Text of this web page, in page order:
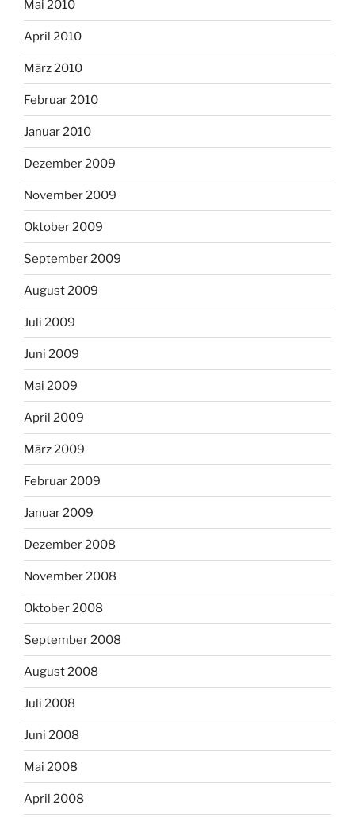
Mai 2010
April 2010
März 2010
Februar 2010
Januar 2010
Dezember 2009
November 2009
Oktober 2009
September 2009
August 2009
Juli 2009
Juni 2009
Mai 2009
April 2009
März 2009
Februar 2009
Januar 2009
Dezember 2008
November 2008
Oktober 2008
September 2008
August 2008
Juli 2008
Juni 2008
Mai 2008
April 2008